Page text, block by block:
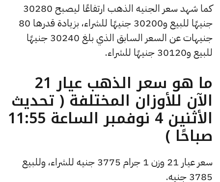
كما شهد سعر الجنيه الذهب ارتفاعًا ليصبح 30280
جنيهًا للبيع و30200 جنيهًا للشراء، بزيادة قدرها 80
جنيهات عن السعر السابق الذي بلغ 30240 جنيهًا
للبيع و30120 جنيهًا للشراء.
ما هو سعر الذهب عيار 21
الآن للأوزان المختلفة ( تحديث
الأثنين 4 نوفمبر الساعة 11:55
صباحًا )
سعر عيار 21 وزن 1 جرام 3775 جنيه للشراء، وللبيع
3785 جنيه.